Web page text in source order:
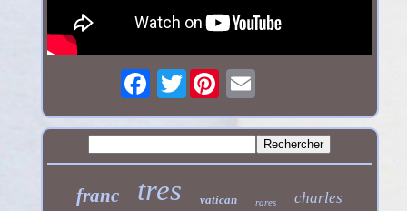
Twitter
franc tres vatican rares charles